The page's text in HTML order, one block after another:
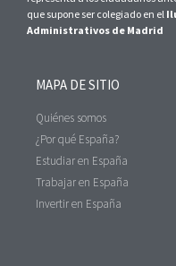
que supone ser colegiado en el
Administrativos de Madrid
MAPA DE SITIO
Quiénes somos
¿Por qué España?
Estudiar en España
Trabajar en España
Invertir en España